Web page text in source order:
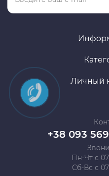
Личный
+38 093
Пн-Чт с
Сб-Вс с